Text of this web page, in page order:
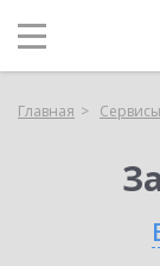
Главная